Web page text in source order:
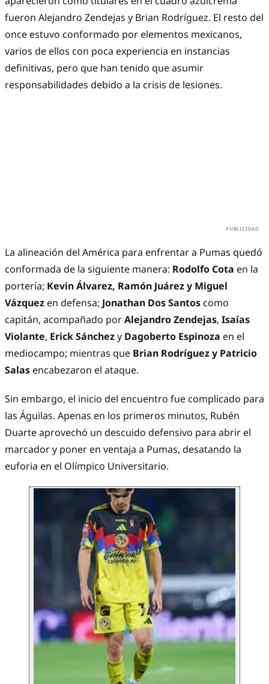
fueron Alejandro Zendejas y Brian Rodríguez. El resto del
once estuvo conformado por elementos mexicanos,
varios de ellos con poca experiencia en instancias
definitivas, pero que han tenido que asumir
responsabilidades debido a la crisis de lesiones.
La alineación del América para enfrentar a Pumas quedó
conformada de la siguiente manera: Rodolfo Cota en la
portería; Kevin Álvarez, Ramón Juárez y Miguel
Vázquez en defensa; Jonathan Dos Santos como
capitán, acompañado porAlejandro Zendejas, Isaías
Violante, Erick Sánchezy Dagoberto Espinoza en el
mediocampo; mientras que Brian Rodríguez y Patricio
Salas encabezaron el ataque.
Sin embargo, el inicio del encuentro fue complicado para
las Águilas. Apenas en los primeros minutos, Rubén
Duarte aprovechó un descuido defensivo para abrir el
marcador y poner en ventaja a Pumas, desatando la
euforia en el Olímpico Universitario.